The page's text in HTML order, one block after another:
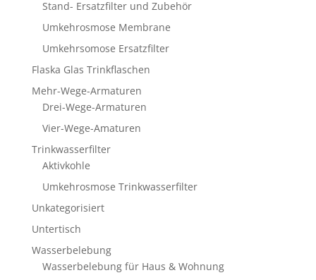
Stand- Ersatzfilter und Zubehör
Umkehrosmose Membrane
Umkehrsomose Ersatzfilter
Flaska Glas Trinkflaschen
Mehr-Wege-Armaturen
Drei-Wege-Armaturen
Vier-Wege-Amaturen
Trinkwasserfilter
Aktivkohle
Umkehrosmose Trinkwasserfilter
Unkategorisiert
Untertisch
Wasserbelebung
Wasserbelebung für Haus & Wohnung